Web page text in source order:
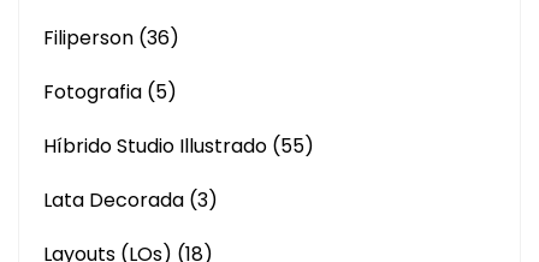
Filiperson (36)
Fotografia (5)
Híbrido Studio Illustrado (55)
Lata Decorada (3)
Layouts (LOs) (18)